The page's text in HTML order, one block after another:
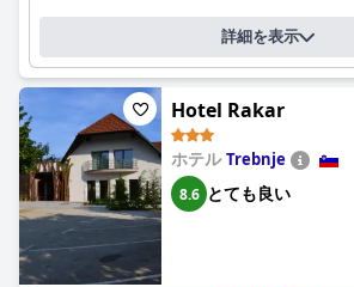
したサービスで、全体的なダイニング体験を
[ホテル名]の客室は、広々とした空間、モダ
な内装、そして快適さが称賛されています。
コニーが付いており、さらに魅力が増してい
不足など、いくつかの小さな問題はあるもの
する全体的なフィードバックは肯定的であり
ッドは特に賞賛され、安らかな夜の眠りを保
ホテルの清潔さは一貫して称賛されており、
エリアの両方の清潔さを頻繁に指摘していま
さは、施設全体で魅力的で快適な雰囲気を
詳細を表示
Hotel Rakar
ホテルTrebnje
8.6 とても良い